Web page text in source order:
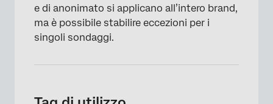
e di anonimato si applicano all’intero brand,
ma è possibile stabilire eccezioni per i
singoli sondaggi.